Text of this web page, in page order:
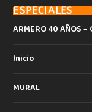
ESPECIALES
ARMERO 40 AÑOS –
Inicio
MURAL